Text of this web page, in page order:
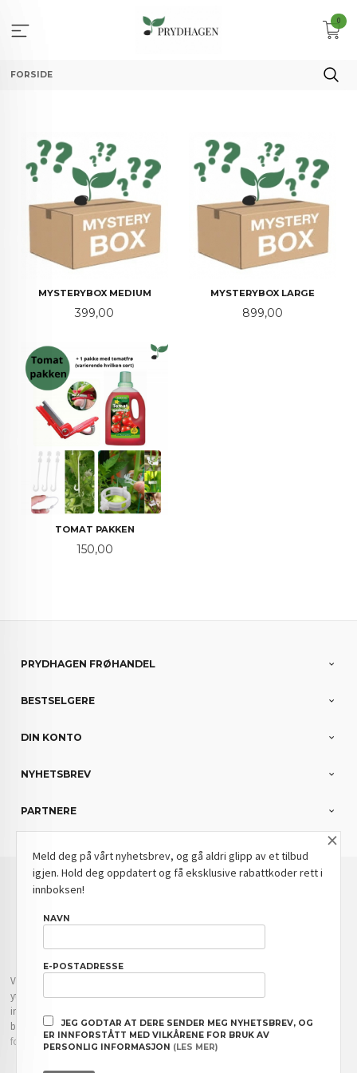
innholdet
0
FORSIDE
MYSTERYBOX MEDIUM
Pris
399,00
MYSTERYBOX LARGE
Pris
899,00
TOMAT PAKKEN
Pris
150,00
PRYDHAGEN FRØHANDEL
BESTSELGERE
DIN KONTO
NYHETSBREV
PARTNERE
Norwegian
FRAKT
Vår nettbutikk bruker cookies slik at du får en bedre kjøpsopplevelse og vi kan
yte deg bedre service. Vi bruker cookies hovedsaklig til å lagre
innloggingsdetaljer og huske hva du har puttet i handlekurven din. Fortsett å
bruke siden som normalt om du godtar dette.Les merellerendre innstillinger
for cookies.
×
Meld deg på vårt nyhetsbrev, og gå aldri glipp av et tilbud
igjen. Hold deg oppdatert og få eksklusive rabattkoder rett i
innboksen!
NAVN
E-POSTADRESSE
JEG GODTAR AT DERE SENDER MEG NYHETSBREV, OG
ER INNFORSTÅTT MED VILKÅRENE FOR BRUK AV
PERSONLIG INFORMASJON (LES MER)